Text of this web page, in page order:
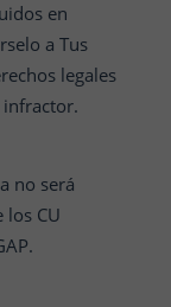
en
a Tus
legales
no será
CU